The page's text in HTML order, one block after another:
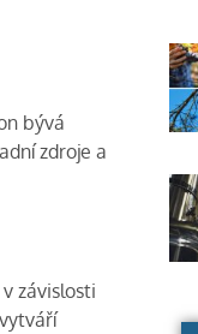
bývá
zdroje a
závislosti